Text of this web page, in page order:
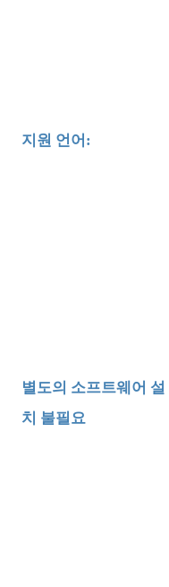
지원 언어:
별도의 소프트웨어 설
치 불필요